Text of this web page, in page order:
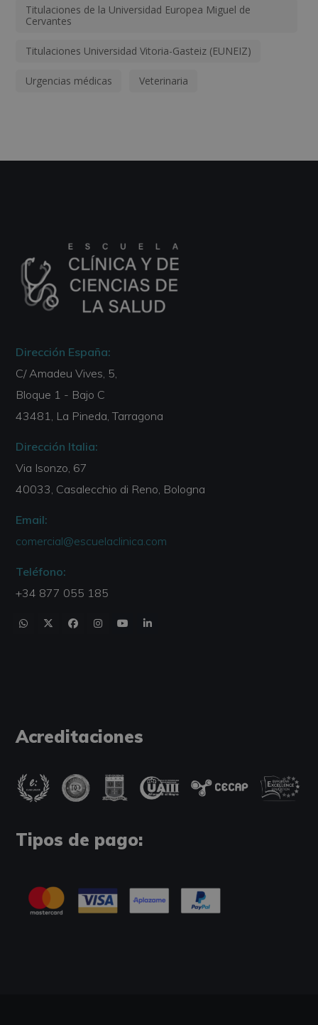
Titulaciones de la Universidad Europea Miguel de
Cervantes
Titulaciones Universidad Vitoria-Gasteiz (EUNEIZ)
Urgencias médicas Veterinaria
Dirección España:
C/ Amadeu Vives, 5,
Bloque 1 - Bajo C
43481, La Pineda, Tarragona
Dirección Italia:
Via Isonzo, 67
40033, Casalecchio di Reno, Bologna
Email:
comercial@escuelaclinica.com
Teléfono:
+34 877 055 185
Acreditaciones
Tipos de pago: